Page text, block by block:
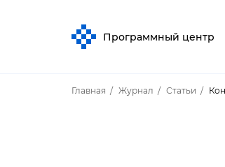
Программный центр
Главная Журнал Статьи